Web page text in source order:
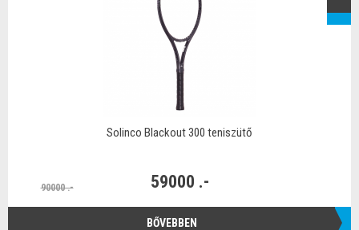
Solinco Blackout 300 teniszütő
90000 .- 59000 .-
BŐVEBBEN